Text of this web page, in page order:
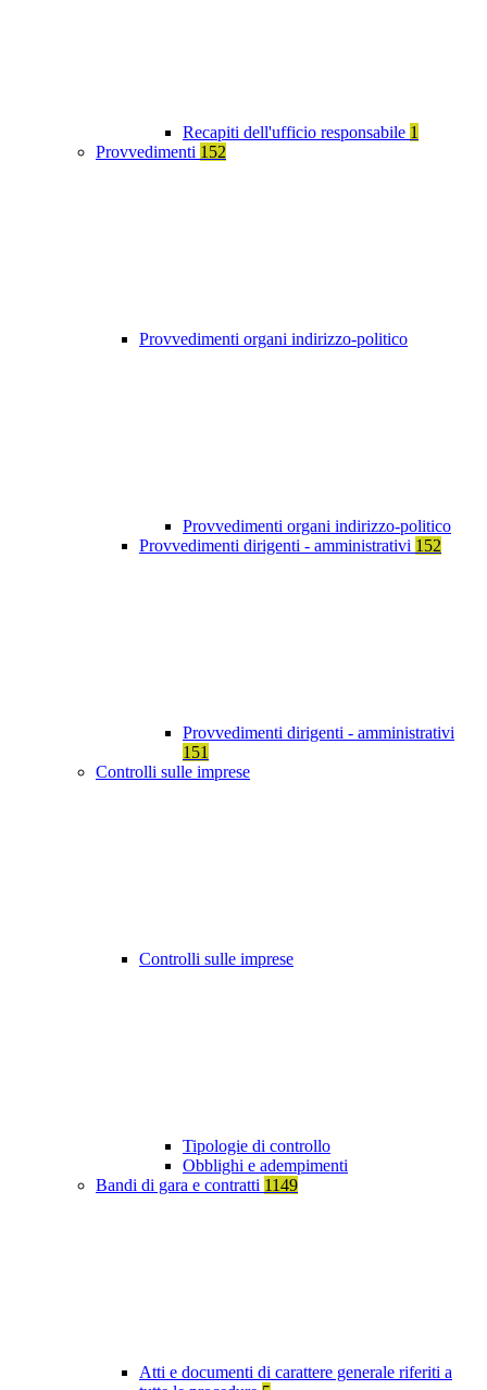
Recapiti dell'ufficio responsabile 1
Provvedimenti 152
Provvedimenti organi indirizzo-politico
Provvedimenti organi indirizzo-politico
Provvedimenti dirigenti - amministrativi 152
Provvedimenti dirigenti - amministrativi
151
Controlli sulle imprese
Controlli sulle imprese
Tipologie di controllo
Obblighi e adempimenti
Bandi di gara e contratti 1149
Atti e documenti di carattere generale riferiti a